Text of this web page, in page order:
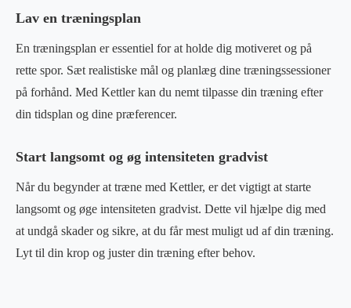
Lav en træningsplan
En træningsplan er essentiel for at holde dig motiveret og på
rette spor. Sæt realistiske mål og planlæg dine træningssessioner
på forhånd. Med Kettler kan du nemt tilpasse din træning efter
din tidsplan og dine præferencer.
Start langsomt og øg intensiteten gradvist
Når du begynder at træne med Kettler, er det vigtigt at starte
langsomt og øge intensiteten gradvist. Dette vil hjælpe dig med
at undgå skader og sikre, at du får mest muligt ud af din træning.
Lyt til din krop og juster din træning efter behov.